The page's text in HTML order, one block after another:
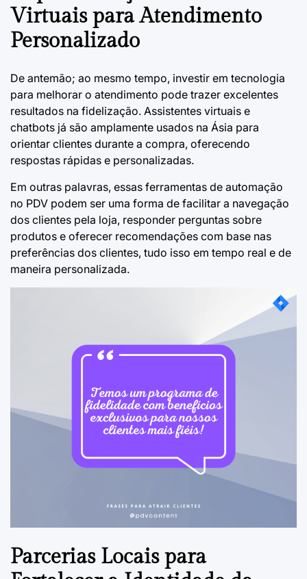
Virtuais para Atendimento
Personalizado
De antemão; ao mesmo tempo, investir em tecnologia
para melhorar o atendimento pode trazer excelentes
resultados na fidelização. Assistentes virtuais e
chatbots já são amplamente usados na Ásia para
orientar clientes durante a compra, oferecendo
respostas rápidas e personalizadas.
Em outras palavras, essas ferramentas de automação
no PDV podem ser uma forma de facilitar a navegação
dos clientes pela loja, responder perguntas sobre
produtos e oferecer recomendações com base nas
preferências dos clientes, tudo isso em tempo real e de
maneira personalizada.
Parcerias Locais para